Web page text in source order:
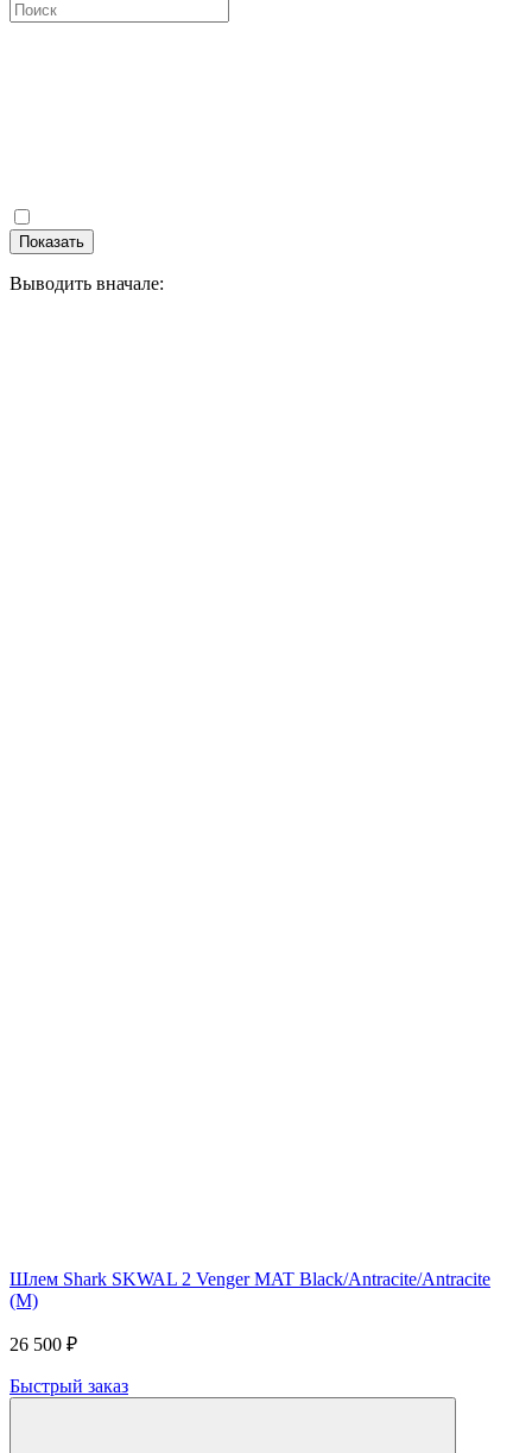
Показать
Выводить вначале:
Шлем Shark SKWAL 2 Venger MAT Black/Antracite/Antracite
(M)
26 500 ₽
Быстрый заказ